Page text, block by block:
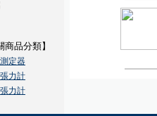
商品分類】
定器
力計
力計